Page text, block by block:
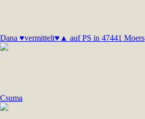
Dana ♥vermittelt♥▲ auf PS in 47441 Moers
Csuma